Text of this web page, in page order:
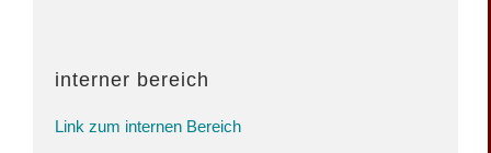
interner bereich
Link zum internen Bereich